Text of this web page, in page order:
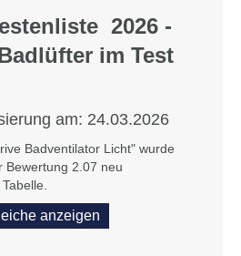
2026 -
im Test
am: 24.03.2026
Badventilator Licht" wurde
Bewertung 2.07 neu
anzeigen